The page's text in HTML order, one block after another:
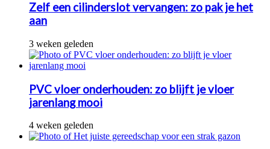
Zelf een cilinderslot vervangen: zo pak je het
aan
3 weken geleden
PVC vloer onderhouden: zo blijft je vloer
jarenlang mooi
4 weken geleden